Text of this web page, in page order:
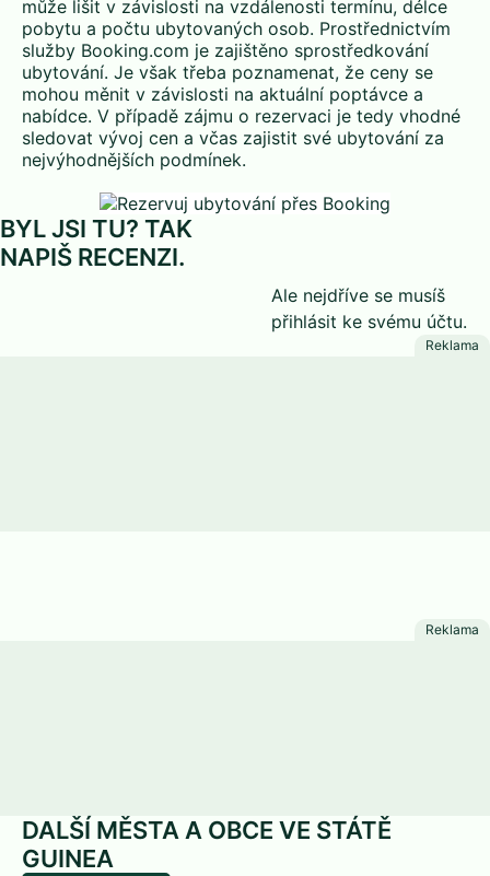
může lišit v závislosti na vzdálenosti termínu, délce
pobytu a počtu ubytovaných osob. Prostřednictvím
služby Booking.com je zajištěno sprostředkování
ubytování. Je však třeba poznamenat, že ceny se
mohou měnit v závislosti na aktuální poptávce a
nabídce. V případě zájmu o rezervaci je tedy vhodné
sledovat vývoj cen a včas zajistit své ubytování za
nejvýhodnějších podmínek.
BYL JSI TU? TAK
NAPIŠ RECENZI.
Ale nejdříve se musíš
přihlásit ke svému účtu.
DALŠÍ MĚSTA A OBCE VE STÁTĚ
GUINEA